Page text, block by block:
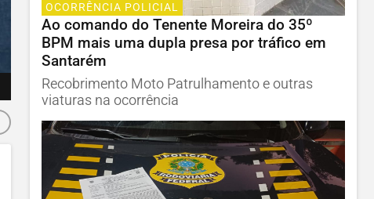
OCORRÊNCIA POLICIAL
Ao comando do Tenente Moreira do 35º
BPM mais uma dupla presa por tráfico em
Santarém
Recobrimento Moto Patrulhamento e outras
viaturas na ocorrência